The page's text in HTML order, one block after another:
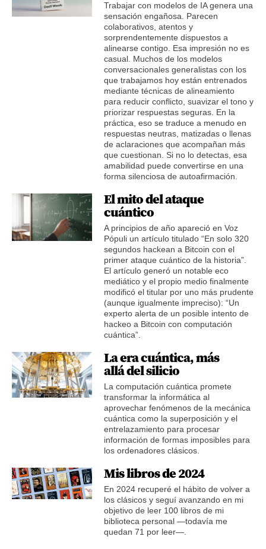
Trabajar con modelos de IA genera una
sensación engañosa. Parecen
colaborativos, atentos y
sorprendentemente dispuestos a
alinearse contigo. Esa impresión no es
casual. Muchos de los modelos
conversacionales generalistas con los
que trabajamos hoy están entrenados
mediante técnicas de alineamiento
para reducir conflicto, suavizar el tono y
priorizar respuestas seguras. En la
práctica, eso se traduce a menudo en
respuestas neutras, matizadas o llenas
de aclaraciones que acompañan más
que cuestionan. Si no lo detectas, esa
amabilidad puede convertirse en una
forma silenciosa de autoafirmación.
El mito del ataque
cuántico
A principios de año apareció en Voz
Pópuli un artículo titulado “En solo 320
segundos hackean a Bitcoin con el
primer ataque cuántico de la historia”.
El artículo generó un notable eco
mediático y el propio medio finalmente
modificó el titular por uno más prudente
(aunque igualmente impreciso): “Un
experto alerta de un posible intento de
hackeo a Bitcoin con computación
cuántica”.
La era cuántica, más
allá del silicio
La computación cuántica promete
transformar la informática al
aprovechar fenómenos de la mecánica
cuántica como la superposición y el
entrelazamiento para procesar
información de formas imposibles para
los ordenadores clásicos.
Mis libros de 2024
En 2024 recuperé el hábito de volver a
los clásicos y seguí avanzando en mi
objetivo de leer 100 libros de mi
biblioteca personal —todavía me
quedan 71 por leer—.